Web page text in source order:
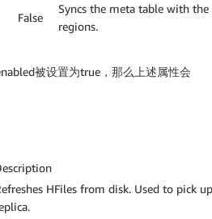
False
Syncs the meta table with
regions.
被设置为true，那么上述属性会
HFiles from disk. Used to pick